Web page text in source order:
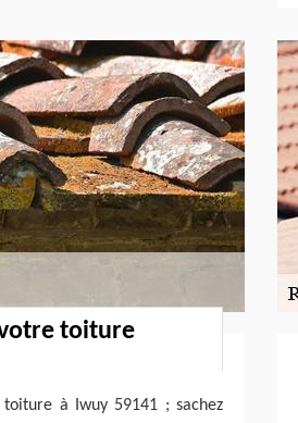
toiture
à Iwuy 59141 ; sachez